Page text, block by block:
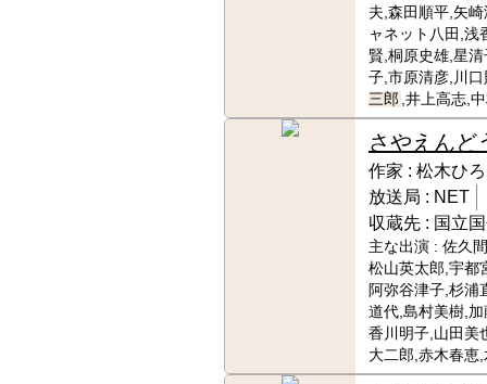
夫,森田順平,矢
ャネット八田,浅
賢,桐原史雄,星
子,市原清彦,川
三郎 ,井上高志,
さやえんど
作家 : 松木ひ
放送局 : NET
収蔵先 : 国立
主な出演 : 佐久
松山英太郎,宇都
阿弥谷津子,杉浦
道代,島村美樹,
香川明子,山田美
大二郎,赤木春恵